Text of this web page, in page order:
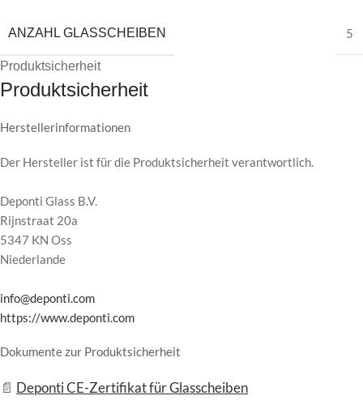
ANZAHL GLASSCHEIBEN 5
Produktsicherheit
Produktsicherheit
Herstellerinformationen
Der Hersteller ist für die Produktsicherheit verantwortlich.
Deponti Glass B.V.
Rijnstraat 20a
5347 KN Oss
Niederlande
info@deponti.com
https://www.deponti.com
Dokumente zur Produktsicherheit
Deponti CE-Zertifikat für Glasscheiben